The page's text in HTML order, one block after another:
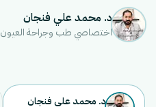
د. محمد علي فنجان
اختصاصي طب وجراحة العيون
د. محمد علي فنجان